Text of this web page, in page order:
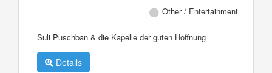
Other / Entertainment
Suli Puschban & die Kapelle der guten Hoffnung
Details